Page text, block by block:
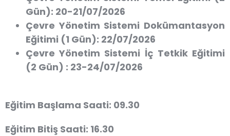
Gün): 20-21/07/2026
Çevre Yönetim Sistemi Dokümantasyon
Eğitimi (1 Gün): 22/07/2026
Çevre Yönetim Sistemi İç Tetkik Eğitimi
(2 Gün) : 23-24/07/2026
Eğitim Başlama Saati: 09.30
Eğitim Bitiş Saati: 16.30